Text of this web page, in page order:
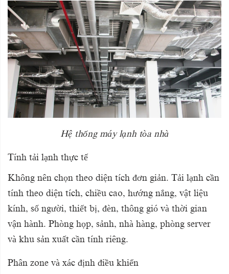
Hệ thống máy lạnh tòa nhà
Tính tải lạnh thực tế
Không nên chọn theo diện tích đơn giản. Tải lạnh cần
tính theo diện tích, chiều cao, hướng nắng, vật liệu
kính, số người, thiết bị, đèn, thông gió và thời gian
vận hành. Phòng họp, sảnh, nhà hàng, phòng server
và khu sản xuất cần tính riêng.
Phân zone và xác định điều khiển